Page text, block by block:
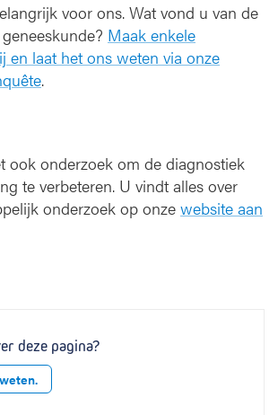
voor ons. Wat vond u van de
Maak enkele
en laat het ons weten via onze
.
ook onderzoek om de diagnostiek
te verbeteren. U vindt alles over
onderzoek op onze website aan
deze pagina?